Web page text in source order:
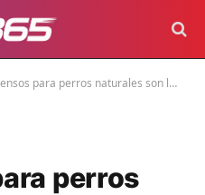
para perros naturales son la mejor opción siempre
perros